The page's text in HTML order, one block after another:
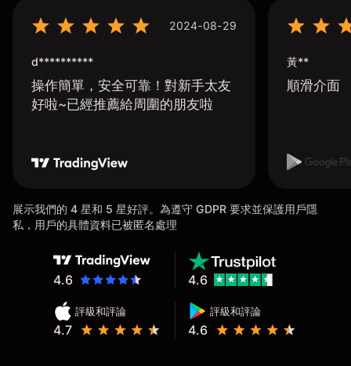
2024-08-29
d**********
操作簡單，安全可靠！對新手太友
好啦~已經推薦給周圍的朋友啦
黃**
順滑介面
展示我們的 4 星和 5 星好評。為遵守 GDPR 要求並保護用戶隱
私，用戶的具體資料已被匿名處理
4.6
評級和評論
4.7
評級和評論
4.6
4.6